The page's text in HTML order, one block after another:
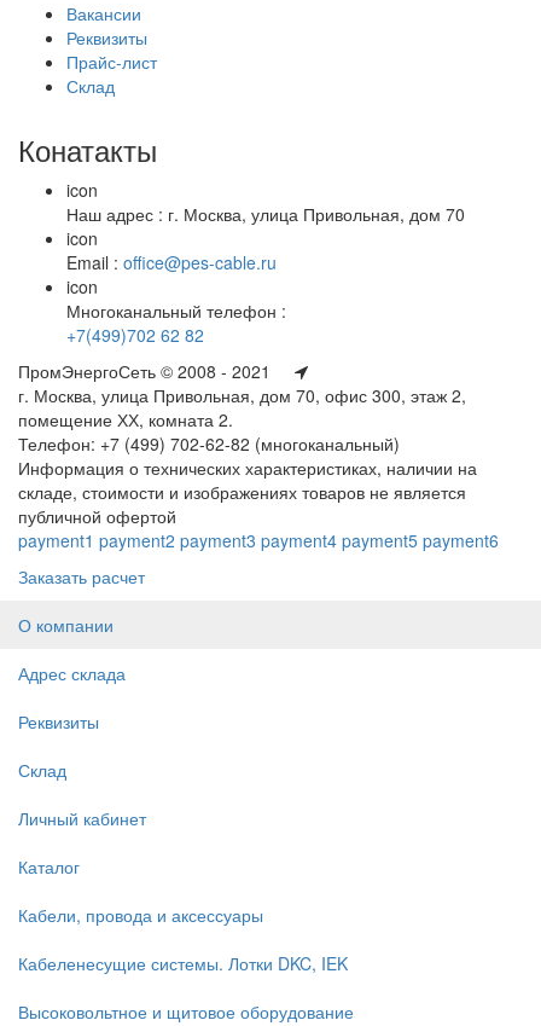
Вакансии
Реквизиты
Прайс-лист
Склад
Конатакты
icon
Наш адрес : г. Москва, улица Привольная, дом 70
icon
Email : office@pes-cable.ru
icon
Многоканальный телефон :
+7(499)702 62 82
ПромЭнергоСеть © 2008 - 2021
г. Москва, улица Привольная, дом 70, офис 300, этаж 2,
помещение ХХ, комната 2.
Телефон: +7 (499) 702-62-82 (многоканальный)
Информация о технических характеристиках, наличии на
складе, стоимости и изображениях товаров не является
публичной офертой
payment1 payment2 payment3 payment4 payment5 payment6
Заказать расчет
О компании
Адрес склада
Реквизиты
Склад
Личный кабинет
Каталог
Кабели, провода и аксессуары
Кабеленесущие системы. Лотки DKC, IEK
Высоковольтное и щитовое оборудование